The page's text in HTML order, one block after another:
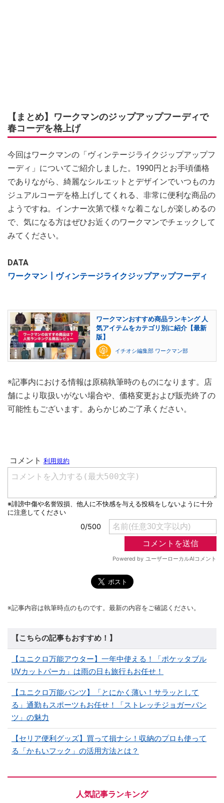
【まとめ】ワークマンのジップアップフーディで
春コーデを格上げ
今回はワークマンの「ヴィンテージライクジップアップフ
ーディ」についてご紹介しました。1990円とお手頃価格
でありながら、綺麗なシルエットとデザインでいつものカ
ジュアルコーデを格上げしてくれる、非常に便利な商品の
ようですね。インナー次第で様々な着こなしが楽しめるの
で、気になる方はぜひお近くのワークマンでチェックして
みてください。
DATA
ワークマン┃ヴィンテージライクジップアップフーディ
ワークマンおすすめ商品ランキング 人
気アイテムをカテゴリ別に紹介【最新
版】
イチオシ編集部 ワークマン部
※記事内における情報は原稿執筆時のものになります。店
舗により取扱いがない場合や、価格変更および販売終了の
可能性もございます。あらかじめご了承ください。
※記事内容は執筆時点のものです。最新の内容をご確認ください。
【こちらの記事もおすすめ！】
【ユニクロ万能アウター】一年中使える！「ポケッタブル
UVカットパーカ」は雨の日も旅行もお任せ！
【ユニクロ万能パンツ】「とにかく薄い！サラッとして
る」通勤もスポーツもお任せ！「ストレッチジョガーパン
ツ」の魅力
【セリア便利グッズ】買って損ナシ！収納のプロも使って
る「かもいフック」の活用方法とは？